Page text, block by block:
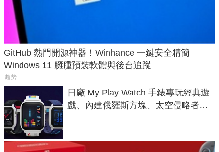
GitHub 熱門開源神器！Winhance 一鍵安全精簡
Windows 11 臃腫預裝軟體與後台追蹤
趨勢
日廠 My Play Watch 手錶專玩經典遊
戲、內建俄羅斯方塊、太空侵略者，